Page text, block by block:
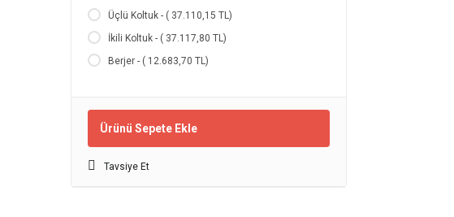
Üçlü Koltuk - ( 37.110,15 TL)
İkili Koltuk - ( 37.117,80 TL)
Berjer - ( 12.683,70 TL)
Ürünü Sepete Ekle
Tavsiye Et